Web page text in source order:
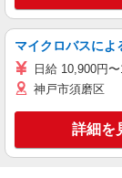
マイクロバスによ
日給 10,900円
神戸市須磨区
詳細を